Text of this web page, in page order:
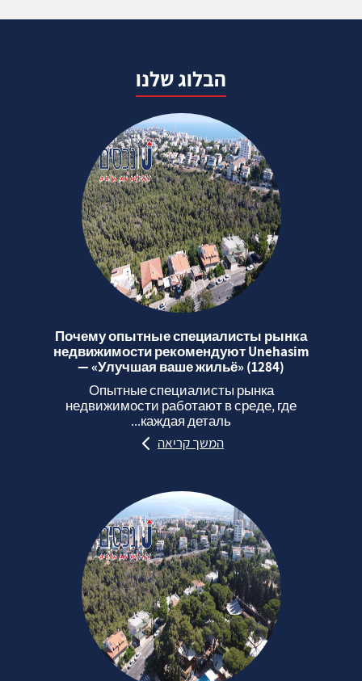
הבלוג שלנו
Почему опытные специалисты рынка
недвижимости рекомендуют Unehasim
— «Улучшая ваше жильё» (1284)
Опытные специалисты рынка
недвижимости работают в среде, где
каждая деталь...
המשך קריאה